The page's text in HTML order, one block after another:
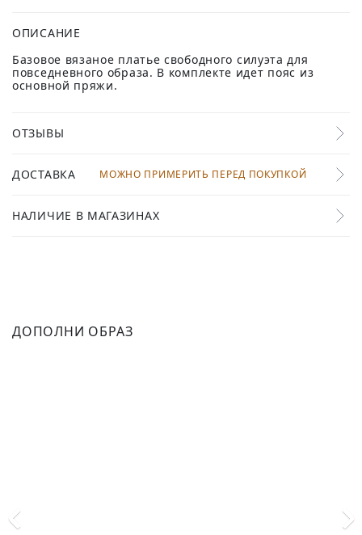
ОПИСАНИЕ
Базовое вязаное платье свободного силуэта для
повседневного образа. В комплекте идет пояс из
основной пряжи.
ОТЗЫВЫ
ДОСТАВКА МОЖНО ПРИМЕРИТЬ ПЕРЕД ПОКУПКОЙ
НАЛИЧИЕ В МАГАЗИНАХ
ДОПОЛНИ ОБРАЗ